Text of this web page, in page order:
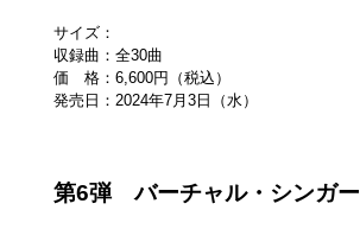
サイズ：
収録曲：全30曲
価 格：6,600円（税込）
発売日：2024年7月3日（水）
第6弾 バーチャル・シンガー